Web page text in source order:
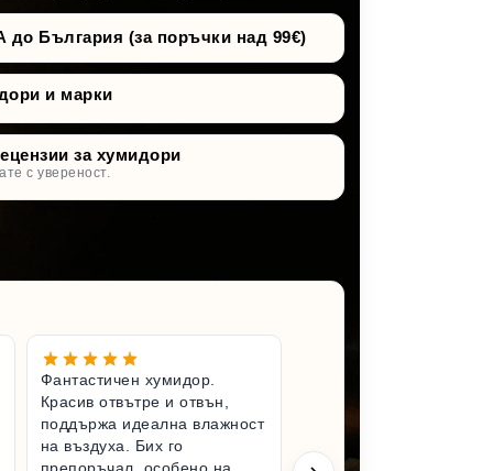
България (за поръчки над 99€)
и марки
за хумидори
с увереност.
Фантастичен хумидор.
Красив отвътре и отвън,
поддържа идеална влажност
на въздуха. Бих го